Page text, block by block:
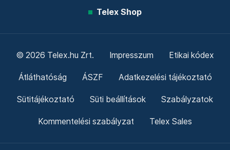
Telex Shop
© 2026 Telex.hu Zrt. Impresszum Etikai kódex
Átláthatóság ÁSZF Adatkezelési tájékoztató
Sütitájékoztató Süti beállítások Szabályzatok
Kommentelési szabályzat Telex Sales